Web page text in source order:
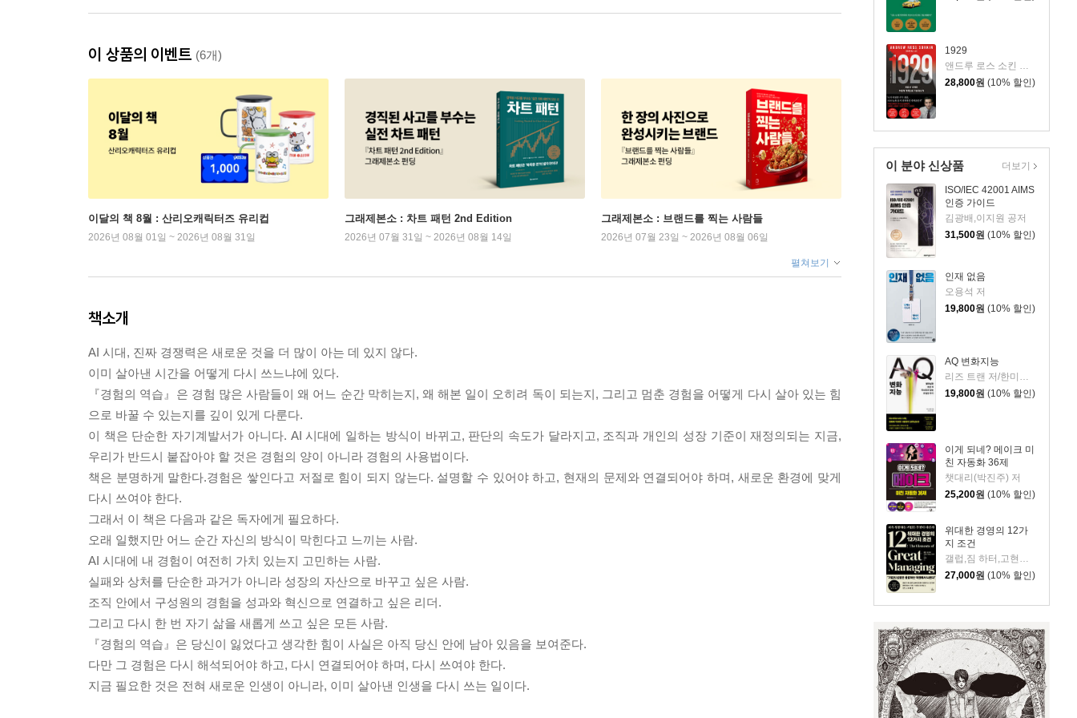
1929
앤드루 로스 소킨 저/조용빈 역/신현호 감수
28,800원 (10% 할인)
이 분야 신상품
ISO/IEC 42001 AIMS
인증 가이드
김광배,이지원 공저
31,500원 (10% 할인)
인재 없음
오용석 저
19,800원 (10% 할인)
AQ 변화지능
리즈 트랜 저/한미선 역
19,800원 (10% 할인)
이게 되네? 메이크 미
친 자동화 36제
챗대리(박진주) 저
25,200원 (10% 할인)
위대한 경영의 12가
지 조건
27,000원 (10% 할인)
더보기
이 상품의 이벤트 (6개)
이달의 책 8월 : 산리오캐릭터즈 유리컵
2026년 08월 01일 ~ 2026년 08월 31일
그래제본소 : 차트 패턴 2nd Edition
2026년 07월 31일 ~ 2026년 08월 14일
그래제본소 : 브랜드를 찍는 사람들
2026년 07월 23일 ~ 2026년 08월 06일
펼쳐보기
책소개
AI 시대, 진짜 경쟁력은 새로운 것을 더 많이 아는 데 있지 않다.
이미 살아낸 시간을 어떻게 다시 쓰느냐에 있다.
『경험의 역습』은 경험 많은 사람들이 왜 어느 순간 막히는지, 왜 해본 일이 오히려 독이 되는지, 그리고 멈춘 경험을 어떻게 다시 살아 있는 힘
으로 바꿀 수 있는지를 깊이 있게 다룬다.
이 책은 단순한 자기계발서가 아니다. AI 시대에 일하는 방식이 바뀌고, 판단의 속도가 달라지고, 조직과 개인의 성장 기준이 재정의되는 지금,
우리가 반드시 붙잡아야 할 것은 경험의 양이 아니라 경험의 사용법이다.
책은 분명하게 말한다.경험은 쌓인다고 저절로 힘이 되지 않는다. 설명할 수 있어야 하고, 현재의 문제와 연결되어야 하며, 새로운 환경에 맞게
다시 쓰여야 한다.
그래서 이 책은 다음과 같은 독자에게 필요하다.
오래 일했지만 어느 순간 자신의 방식이 막힌다고 느끼는 사람.
AI 시대에 내 경험이 여전히 가치 있는지 고민하는 사람.
실패와 상처를 단순한 과거가 아니라 성장의 자산으로 바꾸고 싶은 사람.
조직 안에서 구성원의 경험을 성과와 혁신으로 연결하고 싶은 리더.
그리고 다시 한 번 자기 삶을 새롭게 쓰고 싶은 모든 사람.
『경험의 역습』은 당신이 잃었다고 생각한 힘이 사실은 아직 당신 안에 남아 있음을 보여준다.
다만 그 경험은 다시 해석되어야 하고, 다시 연결되어야 하며, 다시 쓰여야 한다.
지금 필요한 것은 전혀 새로운 인생이 아니라, 이미 살아낸 인생을 다시 쓰는 일이다.